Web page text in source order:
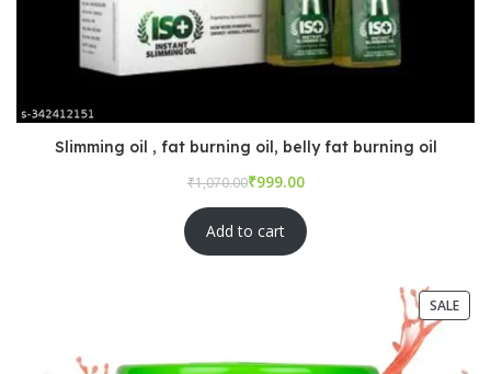
Slimming oil , fat burning oil, belly fat burning oil
₹
₹
Add to cart
SALE